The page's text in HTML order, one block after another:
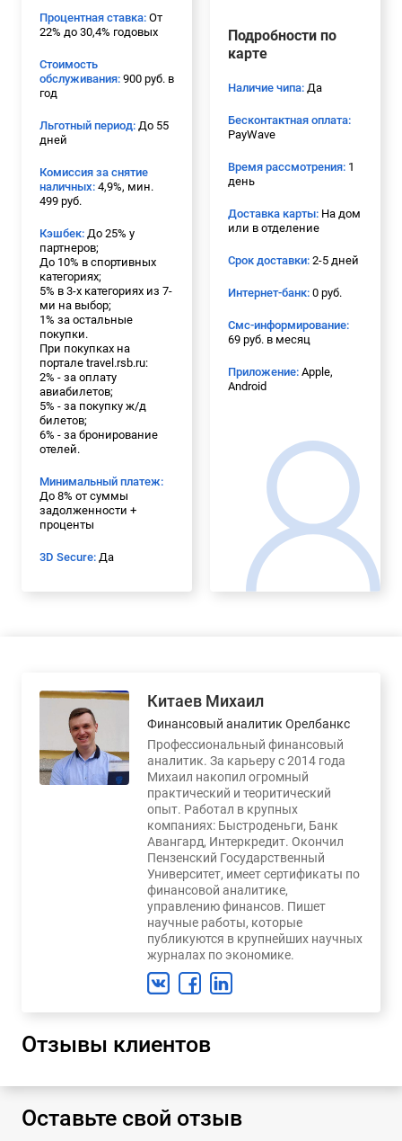
Процентная ставка: От
22% до 30,4% годовых
Стоимость
обслуживания: 900 руб. в
год
Льготный период: До 55
дней
Комиссия за снятие
наличных: 4,9%, мин.
499 руб.
Кэшбек: До 25% у
партнеров;
До 10% в спортивных
категориях;
5% в 3-х категориях из 7-
ми на выбор;
1% за остальные
покупки.
При покупках на
портале travel.rsb.ru:
2% - за оплату
авиабилетов;
5% - за покупку ж/д
билетов;
6% - за бронирование
отелей.
Минимальный платеж:
До 8% от суммы
задолженности +
проценты
3D Secure: Да
Подробности по
карте
Наличие чипа: Да
Бесконтактная оплата:
PayWave
Время рассмотрения: 1
день
Доставка карты: На дом
или в отделение
Срок доставки: 2-5 дней
Интернет-банк: 0 руб.
Смс-информирование:
69 руб. в месяц
Приложение: Apple,
Android
Китаев Михаил
Финансовый аналитик Орелбанкс
Профессиональный финансовый
аналитик. За карьеру с 2014 года
Михаил накопил огромный
практический и теоритический
опыт. Работал в крупных
компаниях: Быстроденьги, Банк
Авангард, Интеркредит. Окончил
Пензенский Государственный
Университет, имеет сертификаты по
финансовой аналитике,
управлению финансов. Пишет
научные работы, которые
публикуются в крупнейших научных
журналах по экономике.
Отзывы клиентов
Оставьте свой отзыв